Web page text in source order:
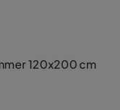
120x200 cm